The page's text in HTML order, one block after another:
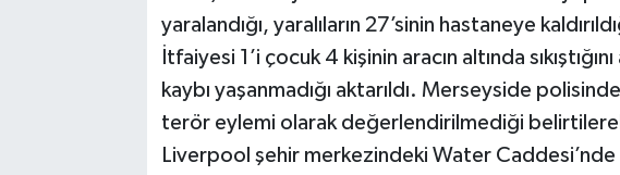
yaralandığı, yaralıların 27’sinin hastaneye
İtfaiyesi 1’i çocuk 4 kişinin aracın altında
kaybı yaşanmadığı aktarıldı. Merseyside
terör eylemi olarak değerlendirilmediği
Liverpool şehir merkezindeki Water Caddesi’nde